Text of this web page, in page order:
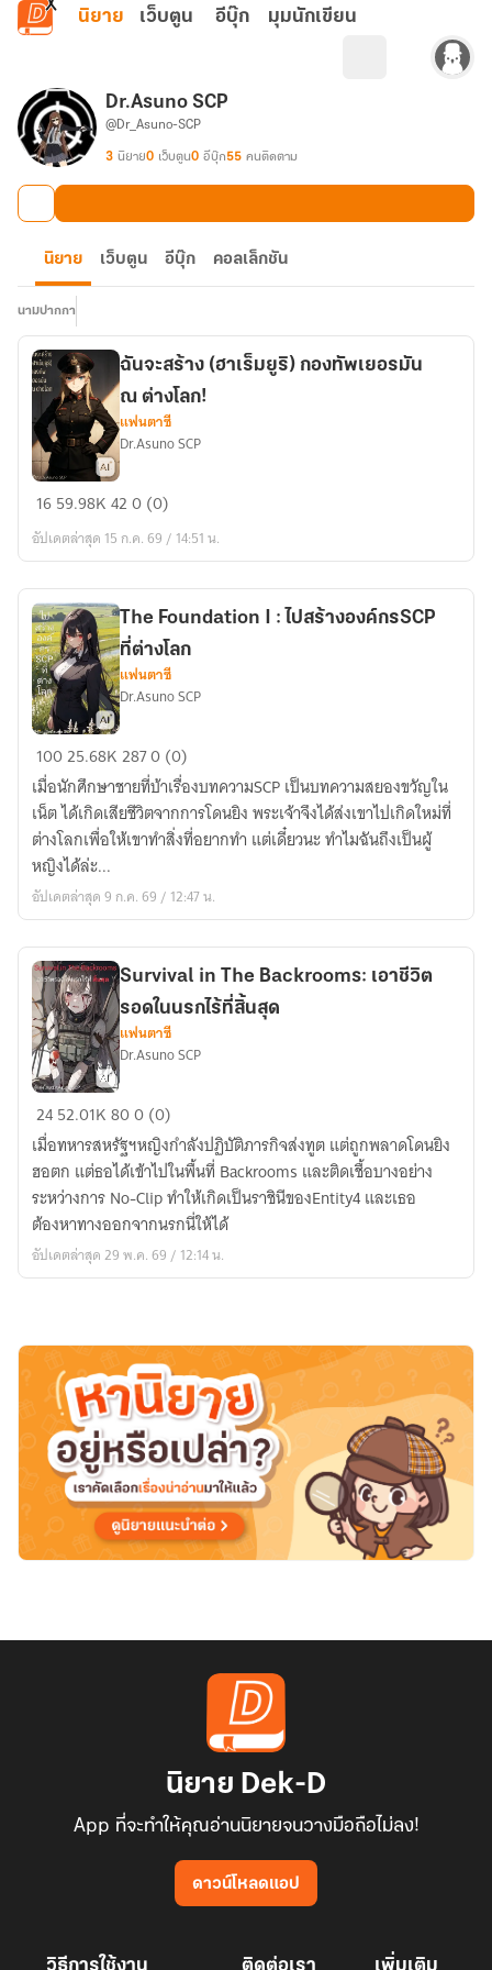
ข้ามไปยังเนื้อหาหลัก
นิยาย เว็บตูน อีบุ๊ก มุมนักเขียน
Dr.Asuno SCP
@Dr_Asuno-SCP
3 นิยาย0 เว็บตูน0 อีบุ๊ก55 คนติดตาม
นิยาย เว็บตูน อีบุ๊ก คอลเล็กชัน
นามปากกา
ฉัน
สร้าง
ยูริ)
กองทัพ
เยอรมัน
ณ
ต่าง
โลก!
ฉันจะสร้าง (ฮาเร็มยูริ) กองทัพเยอรมัน
ณ ต่างโลก!
แฟนตาซี
Dr.Asuno SCP
1659.98K420 (0)
อัปเดตล่าสุด 15 ก.ค. 69 / 14:51 น.
The
Foundation
I
:
ไป
สร้าง
องค์กรSCP
ต่าง
โลก
The Foundation I : ไปสร้างองค์กรSCP
ที่ต่างโลก
แฟนตาซี
Dr.Asuno SCP
10025.68K2870 (0)
เมื่อนักศึกษาชายที่บ้าเรื่องบทความSCP เป็นบทความสยองขวัญใน
เน็ต ได้เกิดเสียชีวิตจากการโดนยิง พระเจ้าจึงได้ส่งเขาไปเกิดใหม่ที่
ต่างโลกเพื่อให้เขาทำสิ่งที่อยากทำ แต่เดี๋ยวนะ ทำไมฉันถึงเป็นผู้
หญิงได้ล่ะ...
อัปเดตล่าสุด 9 ก.ค. 69 / 12:47 น.
Survival
in
The
Backrooms:
เอา
ชีวิต
รอด
ไร้
สิ้น
Survival in The Backrooms: เอาชีวิต
รอดในนรกไร้ที่สิ้นสุด
แฟนตาซี
Dr.Asuno SCP
2452.01K800 (0)
เมื่อทหารสหรัฐฯหญิงกำลังปฏิบัติภารกิจส่งทูต แต่ถูกพลาดโดนยิง
ฮอตก แต่ธอได้เข้าไปในพื้นที่ Backrooms และติดเชื้อบางอย่าง
ระหว่างการ No-Clip ทำให้เกิดเป็นราชินีของEntity4 และเธอ
ต้องหาทางออกจากนรกนี่ให้ได้
อัปเดตล่าสุด 29 พ.ค. 69 / 12:14 น.
นิยาย Dek-D
App ที่จะทำให้คุณอ่านนิยายจนวางมือถือไม่ลง!
ดาวน์โหลดแอป